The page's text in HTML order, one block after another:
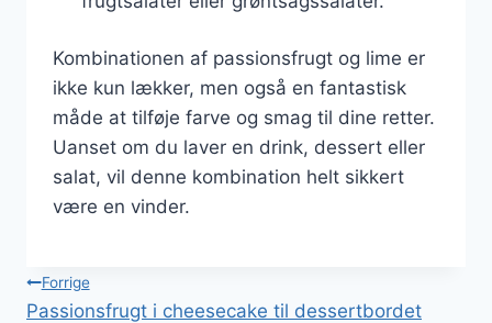
Kombinationen af passionsfrugt og lime er
ikke kun lækker, men også en fantastisk
måde at tilføje farve og smag til dine retter.
Uanset om du laver en drink, dessert eller
salat, vil denne kombination helt sikkert
være en vinder.
Indlægsnavigation
Forrige
Passionsfrugt i cheesecake til dessertbordet